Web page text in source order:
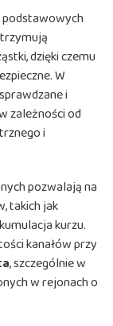
podstawowych
dzięki czemu
W
i
zależności od
i
pozwalają na
takich jak
kurzu.
kanałów przy
, szczególnie w
w rejonach o